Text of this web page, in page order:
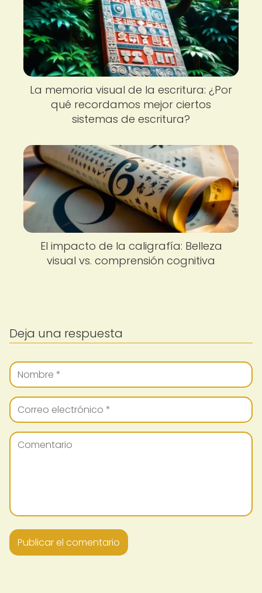
La memoria visual de la escritura: ¿Por
qué recordamos mejor ciertos
sistemas de escritura?
El impacto de la caligrafía: Belleza
visual vs. comprensión cognitiva
Deja una respuesta